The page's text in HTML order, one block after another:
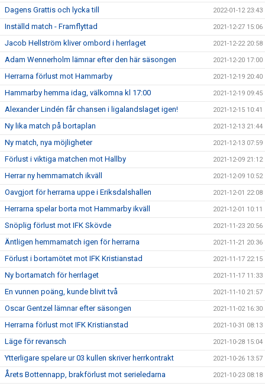
Dagens Grattis och lycka till 2022-01-12 23:43
Inställd match - Framflyttad 2021-12-27 15:06
Jacob Hellström kliver ombord i herrlaget 2021-12-22 20:58
Adam Wennerholm lämnar efter den här säsongen 2021-12-20 17:00
Herrarna förlust mot Hammarby 2021-12-19 20:40
Hammarby hemma idag, välkomna kl 17:00 2021-12-19 09:45
Alexander Lindén får chansen i ligalandslaget igen! 2021-12-15 10:41
Ny lika match på bortaplan 2021-12-13 21:44
Ny match, nya möjligheter 2021-12-13 07:59
Förlust i viktiga matchen mot Hallby 2021-12-09 21:12
Herrar ny hemmamatch ikväll 2021-12-09 10:52
Oavgjort för herrarna uppe i Eriksdalshallen 2021-12-01 22:08
Herrarna spelar borta mot Hammarby ikväll 2021-12-01 10:11
Snöplig förlust mot IFK Skövde 2021-11-23 20:56
Äntligen hemmamatch igen för herrarna 2021-11-21 20:36
Förlust i bortamötet mot IFK Kristianstad 2021-11-17 22:15
Ny bortamatch för herrlaget 2021-11-17 11:33
En vunnen poäng, kunde blivit två 2021-11-10 21:57
Oscar Gentzel lämnar efter säsongen 2021-11-02 16:30
Herrarna förlust mot IFK Kristianstad 2021-10-31 08:13
Läge för revansch 2021-10-28 15:04
Ytterligare spelare ur 03 kullen skriver herrkontrakt 2021-10-26 13:57
Årets Bottennapp, brakförlust mot serieledarna 2021-10-23 08:18